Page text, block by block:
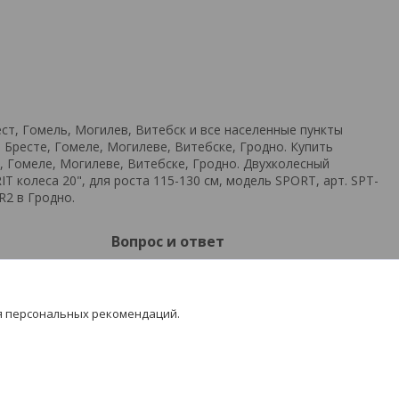
Гомель, Могилев, Витебск и все населенные пункты
Бресте, Гомеле, Могилеве, Витебске, Гродно. Купить
Гомеле, Могилеве, Витебске, Гродно. Двухколесный
колеса 20", для роста 115-130 см, модель SPORT, арт. SPT-
в Гродно.
Вопрос и ответ
персональных рекомендаций.